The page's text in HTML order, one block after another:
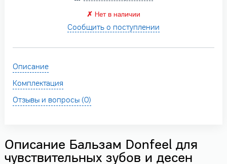
✗ Нет в наличии
Сообщить о поступлении
Описание
Комплектация
Отзывы и вопросы (0)
Описание Бальзам Donfeel для
чувствительных зубов и десен